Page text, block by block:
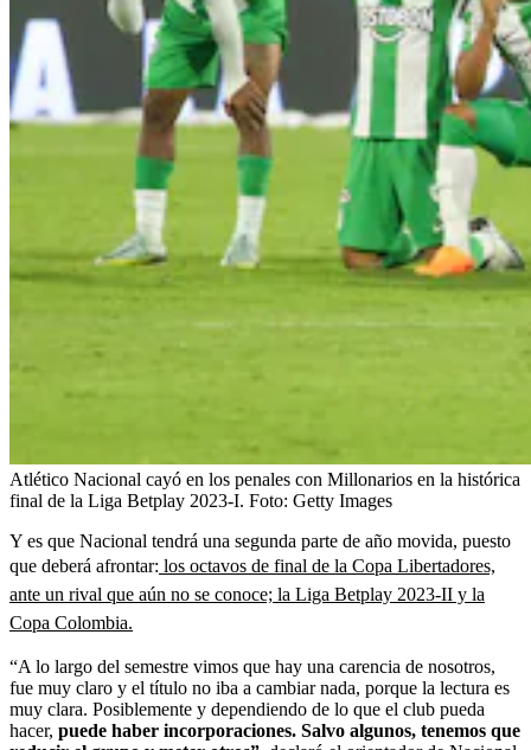
Atlético Nacional cayó en los penales con Millonarios en la histórica
final de la Liga Betplay 2023-I. Foto: Getty Images
Y es que Nacional tendrá una segunda parte de año movida, puesto
que deberá afrontar: los octavos de final de la Copa Libertadores,
ante un rival que aún no se conoce; la Liga Betplay 2023-II y la
Copa Colombia.
“A lo largo del semestre vimos que hay una carencia de nosotros,
fue muy claro y el título no iba a cambiar nada, porque la lectura es
muy clara. Posiblemente y dependiendo de lo que el club pueda
hacer, puede haber incorporaciones. Salvo algunos, tenemos que